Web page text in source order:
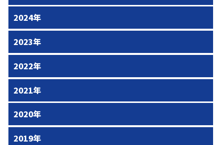
2024年
2023年
2022年
2021年
2020年
2019年